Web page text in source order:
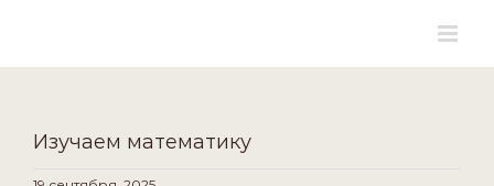
Изучаем математику